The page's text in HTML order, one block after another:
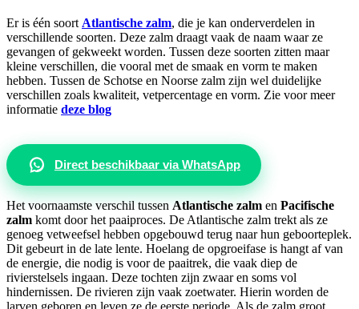
Er is één soort Atlantische zalm, die je kan onderverdelen in
verschillende soorten. Deze zalm draagt vaak de naam waar ze
gevangen of gekweekt worden. Tussen deze soorten zitten maar
kleine verschillen, die vooral met de smaak en vorm te maken
hebben. Tussen de Schotse en Noorse zalm zijn wel duidelijke
verschillen zoals kwaliteit, vetpercentage en vorm. Zie voor meer
informatie deze blog
Direct beschikbaar via WhatsApp
Het voornaamste verschil tussen Atlantische zalm en Pacifische
zalm komt door het paaiproces. De Atlantische zalm trekt als ze
genoeg vetweefsel hebben opgebouwd terug naar hun geboorteplek.
Dit gebeurt in de late lente. Hoelang de opgroeifase is hangt af van
de energie, die nodig is voor de paaitrek, die vaak diep de
rivierstelsels ingaan. Deze tochten zijn zwaar en soms vol
hindernissen. De rivieren zijn vaak zoetwater. Hierin worden de
larven geboren en leven ze de eerste periode. Als de zalm groot